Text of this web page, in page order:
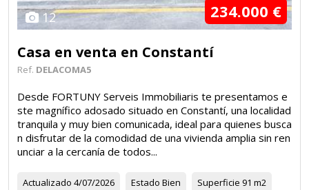
12 234.000 €
Casa en venta en Constantí
Ref. DELACOMA5
Desde FORTUNY Serveis Immobiliaris te presentamos e
ste magnífico adosado situado en Constantí, una localidad
tranquila y muy bien comunicada, ideal para quienes busca
n disfrutar de la comodidad de una vivienda amplia sin ren
unciar a la cercanía de todos...
Actualizado 4/07/2026 Estado Bien Superficie 91 m2